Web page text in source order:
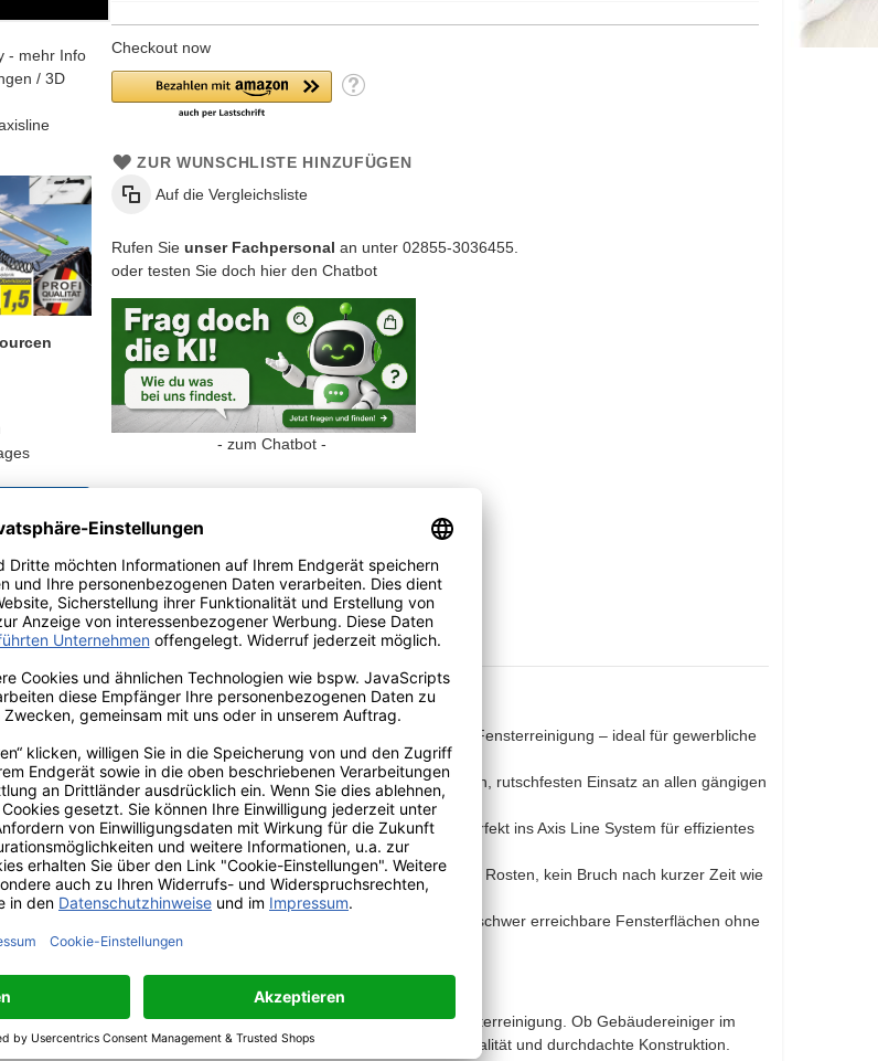
- mehr Info
/ 3D
Checkout now
ZUR WUNSCHLISTE HINZUFÜGEN
Auf die Vergleichsliste
Rufen Sieunser Fachpersonal an unter 02855-3036455.
oder testen Sie doch hier den Chatbot
- zum Chatbot -
Blick
aus Aluminium: Der robuste Alu-Träger ermöglicht streifenfreie Fensterreinigung – ideal für gewerbliche
Heimanwender
ergonomische Kunststoffgriff mit Arretierungsloch sorgt für stabilen, rutschfesten Einsatz an allen gängigen
und Glasreinigungsbezügen: Der 25 cm Einwaschhalter passt perfekt ins Axis Line System für effizientes
Das Aluminium-Rohr ist leicht und langlebig – kein Verbiegen, kein Rosten, kein Bruch nach kurzer Zeit wie
jeder Höhe: Mit passendem Glasreinigungsbezug lassen sich auch schwer erreichbare Fensterflächen ohne
Alu – 25 cm
Aluminium ist das zuverlässige Werkzeug für professionelle Fensterreinigung. Ob Gebäudereiniger im
Heimwerker – dieser T-Träger überzeugt durch Materialqualität und durchdachte Konstruktion.